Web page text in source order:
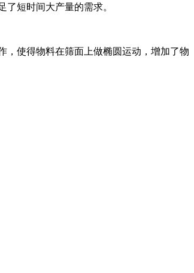
短时间大产量的需求。
，使得物料在筛面上做椭圆运动，增加了物